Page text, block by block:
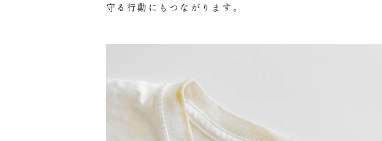
守る行動にもつながります。